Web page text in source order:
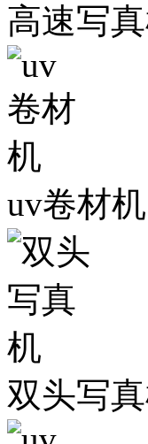
高速写
uv卷材机
双头写